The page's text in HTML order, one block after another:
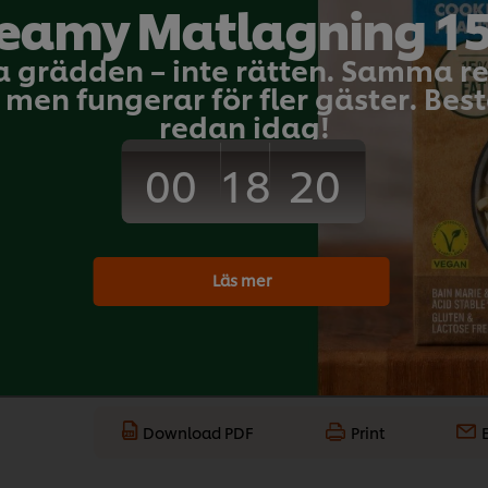
Recept för offentliga kök
Bli den första
Skicka
Download PDF Print
Matlagning
grädden – inte rätten. Samma
fungerar för fler gäster.
redan idag!
00 18 19
Läs mer